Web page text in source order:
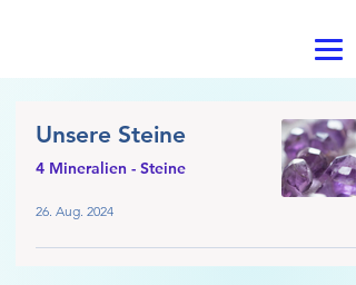
Unsere Steine
4 Mineralien - Steine
26. Aug. 2024